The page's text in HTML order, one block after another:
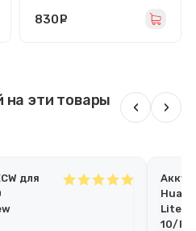
830
на эти товары
‹ ›
для
Lite/
10/